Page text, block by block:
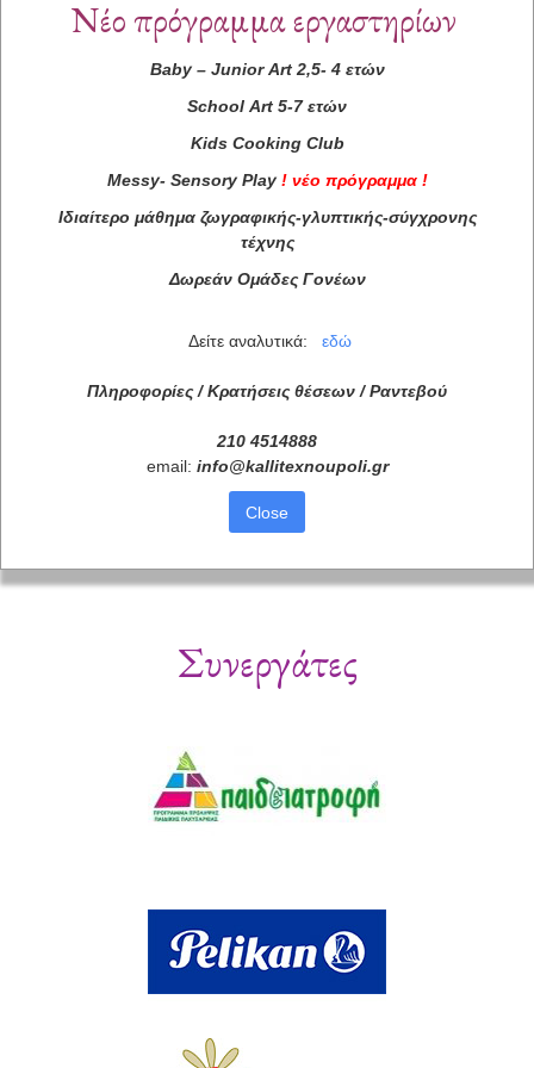
Συνεργάτες
Νέο πρόγραμμα εργαστηρίων
Baby– Junior Art2,5- 4 ετών
School Art 5-7 ετών
Kids Cooking Club
Messy- Sensory Play ! νέο πρόγραμμα !
Ιδιαίτερο μάθημα ζωγραφικής-γλυπτικής-σύγχρονης
τέχνης
Δωρεάν Ομάδες Γονέων
Δείτε αναλυτικά: εδώ
Πληροφορίες / Κρατήσεις θέσεων / Ραντεβού
210 4514888
email: info@kallitexnoupoli.gr
Close